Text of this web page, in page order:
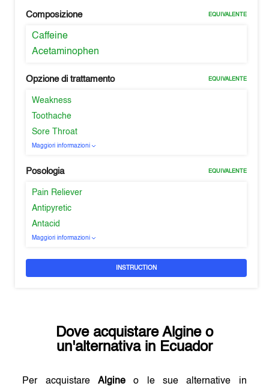
Composizione EQUIVALENTE
Caffeine
Acetaminophen
Opzione di trattamento EQUIVALENTE
Weakness
Toothache
Sore Throat
Maggiori informazioni
Posologia EQUIVALENTE
Pain Reliever
Antipyretic
Antacid
Maggiori informazioni
INSTRUCTION
Dove acquistare Algineo
un'alternativa in Ecuador
Per acquistareAlgine o le sue alternative in